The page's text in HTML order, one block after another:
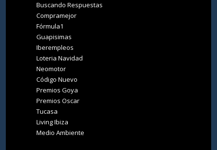
Buscando Respuestas
Compramejor
Fórmula1
Guapisimas
Iberempleos
Loteria Navidad
Neomotor
Código Nuevo
Premios Goya
Premios Oscar
Tucasa
Living Ibiza
Medio Ambiente